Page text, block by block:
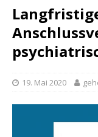
19. Mai 2020